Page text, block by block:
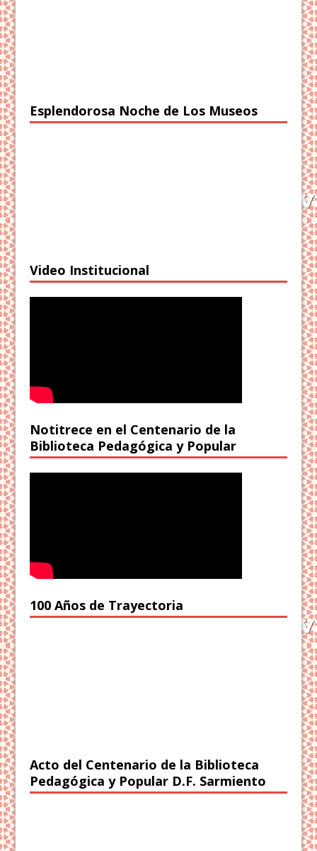
Esplendorosa Noche de Los Museos
Video Institucional
Notitrece en el Centenario de la
Biblioteca Pedagógica y Popular
100 Años de Trayectoria
Acto del Centenario de la Biblioteca
Pedagógica y Popular D.F. Sarmiento